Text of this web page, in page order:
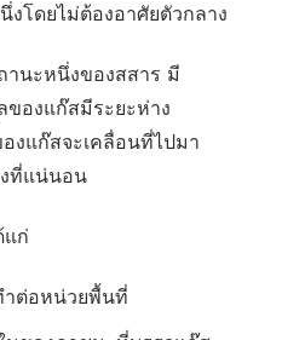
งโดยไม่ต้องอาศัยตัวกลาง
านะหนึ่งของสสาร มี
องแก๊สมีระยะห่าง
งแก๊สจะเคลื่อนที่ไปมา
ที่แน่นอน
ก่
ต่อหน่วยพื้นที่